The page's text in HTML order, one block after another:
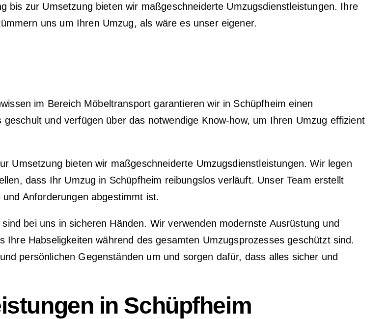
bis zur Umsetzung bieten wir maßgeschneiderte Umzugsdienstleistungen. Ihre
uns um Ihren Umzug, als wäre es unser eigener.
im Bereich Möbeltransport garantieren wir in Schüpfheim einen
und verfügen über das notwendige Know-how, um Ihren Umzug effizient
Umsetzung bieten wir maßgeschneiderte Umzugsdienstleistungen. Wir legen
dass Ihr Umzug in Schüpfheim reibungslos verläuft. Unser Team erstellt
Anforderungen abgestimmt ist.
bei uns in sicheren Händen. Wir verwenden modernste Ausrüstung und
Habseligkeiten während des gesamten Umzugsprozesses geschützt sind.
persönlichen Gegenständen um und sorgen dafür, dass alles sicher und
in Schüpfheim